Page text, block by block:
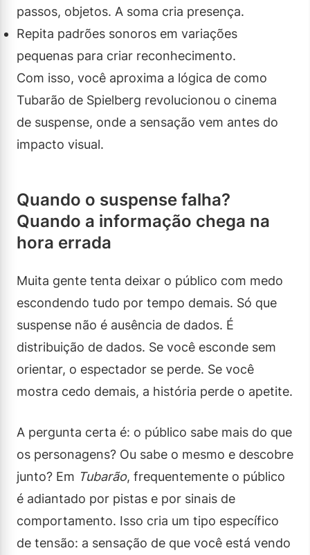
passos, objetos. A soma cria presença.
Repita padrões sonoros em variações
pequenas para criar reconhecimento.
Com isso, você aproxima a lógica de como
Tubarão de Spielberg revolucionou o cinema
de suspense, onde a sensação vem antes do
impacto visual.
Quando o suspense falha?
Quando a informação chega na
hora errada
Muita gente tenta deixar o público com medo
escondendo tudo por tempo demais. Só que
suspense não é ausência de dados. É
distribuição de dados. Se você esconde sem
orientar, o espectador se perde. Se você
mostra cedo demais, a história perde o apetite.
A pergunta certa é: o público sabe mais do que
os personagens? Ou sabe o mesmo e descobre
junto? Em Tubarão, frequentemente o público
é adiantado por pistas e por sinais de
comportamento. Isso cria um tipo específico
de tensão: a sensação de que você está vendo